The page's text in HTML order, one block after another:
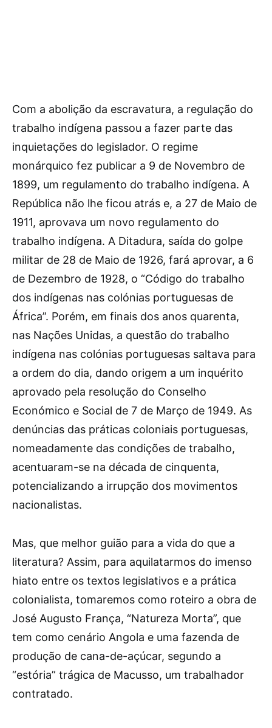
Com a abolição da escravatura, a regulação do
trabalho indígena passou a fazer parte das
inquietações do legislador. O regime
monárquico fez publicar a 9 de Novembro de
1899, um regulamento do trabalho indígena. A
República não lhe ficou atrás e, a 27 de Maio de
1911, aprovava um novo regulamento do
trabalho indígena. A Ditadura, saída do golpe
militar de 28 de Maio de 1926, fará aprovar, a 6
de Dezembro de 1928, o “Código do trabalho
dos indígenas nas colónias portuguesas de
África”. Porém, em finais dos anos quarenta,
nas Nações Unidas, a questão do trabalho
indígena nas colónias portuguesas saltava para
a ordem do dia, dando origem a um inquérito
aprovado pela resolução do Conselho
Económico e Social de 7 de Março de 1949. As
denúncias das práticas coloniais portuguesas,
nomeadamente das condições de trabalho,
acentuaram-se na década de cinquenta,
potencializando a irrupção dos movimentos
nacionalistas.
Mas, que melhor guião para a vida do que a
literatura? Assim, para aquilatarmos do imenso
hiato entre os textos legislativos e a prática
colonialista, tomaremos como roteiro a obra de
José Augusto França, “Natureza Morta”, que
tem como cenário Angola e uma fazenda de
produção de cana-de-açúcar, segundo a
“estória” trágica de Macusso, um trabalhador
contratado.